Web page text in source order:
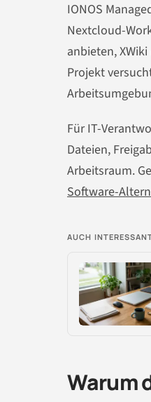
IONOS
Nextcloud-
anbieten,
Projekt
Für IT-
Dateien,
Arbeitsraum.
Software-
AUCH
Warum